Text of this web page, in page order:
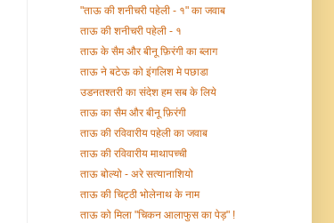
"ताऊ की शनीचरी पहेली - १" का जवाब
ताऊ की शनीचरी पहेली - १
ताऊ के सैम और बीनू फ़िरंगी का ब्लाग
ताऊ ने बटेऊ को इंगलिश मे पछाडा
उडनतश्तरी का संदेश हम सब के लिये
ताऊ का सैम और बीनू फ़िरंगी
ताऊ की रविवारीय पहेली का जवाब
ताऊ की रविवारीय माथापच्ची
ताऊ बोल्यो - अरे सत्यानाशियो
ताऊ की चिट्ठी भोलेनाथ के नाम
ताऊ को मिला "चिकन आलाफुस का पेड़" !